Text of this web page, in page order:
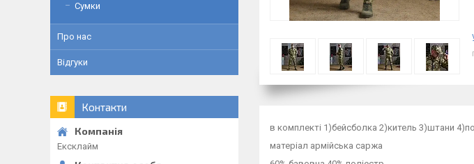
в комплекті 1)бейсболка 2)китель 3)штани
матеріал армійська саржа
Сумки
Про нас
Відгуки
Контакти
Ексклайм